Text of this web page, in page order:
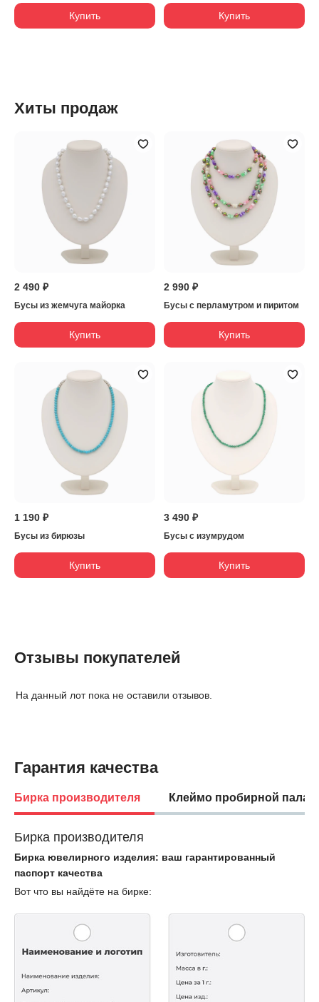
Купить Купить
Хиты продаж
2 490 ₽
Бусы из жемчуга майорка
Купить
2 990 ₽
Бусы с перламутром и пиритом
Купить
1 190 ₽
Бусы из бирюзы
Купить
3 490 ₽
Бусы с изумрудом
Купить
Отзывы покупателей
На данный лот пока не оставили отзывов.
Гарантия качества
Бирка производителя Клеймо пробирной
Бирка производителя
Бирка ювелирного изделия: ваш гарантированный
паспорт качества
Вот что вы найдёте на бирке: